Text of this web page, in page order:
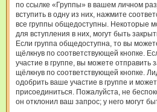
по ссылке «Группы» в вашем личном
вступить в одну из них, нажмите
все группы общедоступны. Некоторые
для вступления в них, могут быть
Если группа общедоступна, то вы
щёлкнув по соответствующей кнопке.
участие в группе, вы можете отправить
щёлкнув по соответствующей кнопке.
одобрить ваше участие в группе и
присоединиться. Пожалуйста, не
он отклонил ваш запрос; у него могут